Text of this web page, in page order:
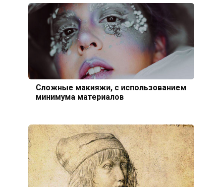
Сложные макияжи, с использованием
минимума материалов